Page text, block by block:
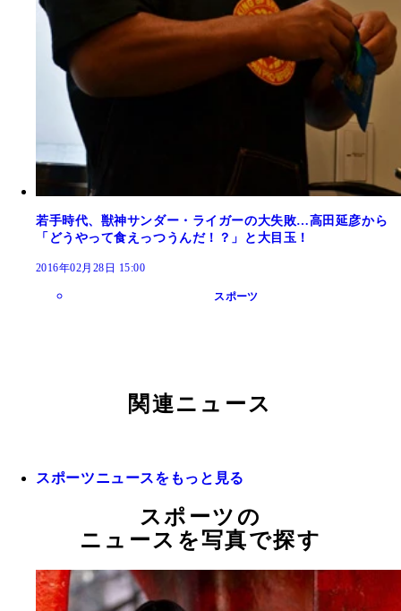
若手時代、獣神サンダー・ライガーの大失敗…高田延彦から
「どうやって食えっつうんだ！？」と大目玉！
2016年02月28日 15:00
スポーツ
関連ニュース
スポーツニュースをもっと見る
スポーツの
ニュースを写真で探す